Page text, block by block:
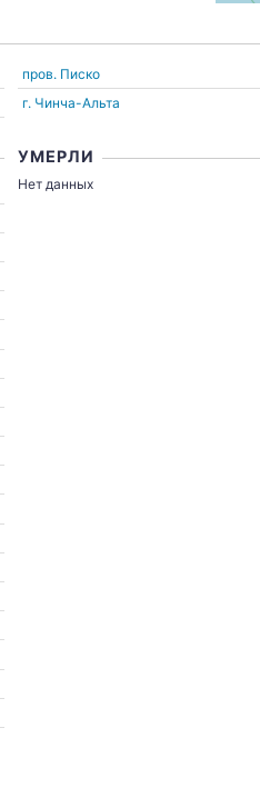
пров. Писко
г. Чинча-Альта
УМЕРЛИ
Нет данных